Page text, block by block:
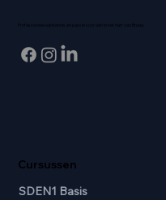
Professionele wijnkennis en passie voor wijn in het hart van Breda.
Cursussen
SDEN1 Basis